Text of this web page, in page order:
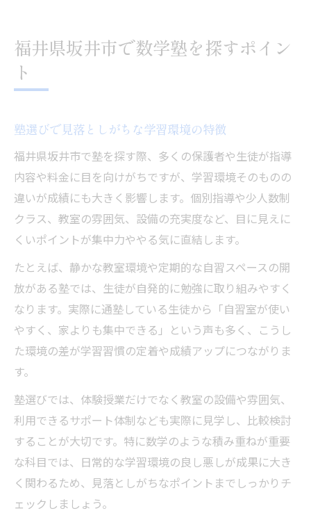
塾選びでおさえたい講師とカリキュラムの
個別指導の塾が数学理解に強い理由を解説
ト
数学力を伸ばす個別指導塾のメリットとは
塾の個別指導活用で学習意欲が向上する仕
組み
数学の成績アップに効く塾の指導スタイル
塾選びなら学習環境と講師に注目を
塾の学習環境が数学力に与える影響
数学塾の講師選びで知っておきたいこと
塾の指導方針が成績向上に直結する理由
講師と生徒の相性を塾選びで見極める方法
苦手克服へ導く数学学習の進め方
塾のサポートで数学の苦手を克服する流れ
数学塾が実践する効果的な学習習慣の作り
方
福井県坂井市で数学塾を探すポイン
ト
塾選びで見落としがちな学習環境の特徴
福井県坂井市で塾を探す際、多くの保護者や生徒が指導
内容や料金に目を向けがちですが、学習環境そのものの
違いが成績にも大きく影響します。個別指導や少人数制
クラス、教室の雰囲気、設備の充実度など、目に見えに
くいポイントが集中力ややる気に直結します。
たとえば、静かな教室環境や定期的な自習スペースの開
放がある塾では、生徒が自発的に勉強に取り組みやすく
なります。実際に通塾している生徒から「自習室が使い
やすく、家よりも集中できる」という声も多く、こうし
た環境の差が学習習慣の定着や成績アップにつながりま
す。
塾選びでは、体験授業だけでなく教室の設備や雰囲気、
利用できるサポート体制なども実際に見学し、比較検討
することが大切です。特に数学のような積み重ねが重要
な科目では、日常的な学習環境の良し悪しが成果に大き
く関わるため、見落としがちなポイントまでしっかりチ
ェックしましょう。